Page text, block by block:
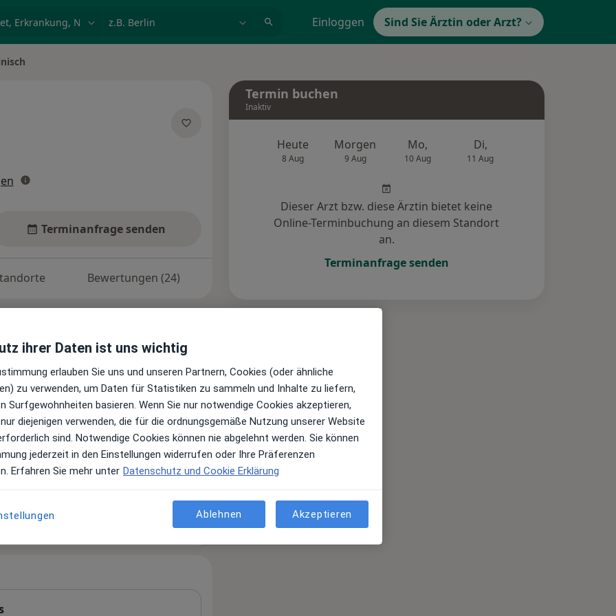
Einloggen Sind Sie Ärztin oder Arzt?
Terminanfrage senden
Bewertungen (24)
und Kosten
über Leistungen
Termin buchen
Inaktiv
Heute
8 Aug
Morgen
9 Aug
Mo,
10 Aug
Di,
11 Aug
Dieser Arzt bzw. diese Ärztin bietet keine
Online-Terminbuchung an diesem Standort
an.
Terminanfrage senden
ihrer Daten ist uns wichtig
erlauben Sie uns und unseren Partnern, Cookies (oder ähnliche
zu verwenden, um Daten für Statistiken zu sammeln und Inhalte zu liefern,
Surfgewohnheiten basieren. Wenn Sie nur notwendige Cookies akzeptieren,
diejenigen verwenden, die für die ordnungsgemäße Nutzung unserer Website
sind. Notwendige Cookies können nie abgelehnt werden. Sie können
jederzeit in den Einstellungen widerrufen oder Ihre Präferenzen
Erfahren Sie mehr unter Datenschutz und Cookie Erklärung
Ablehnen Akzeptieren